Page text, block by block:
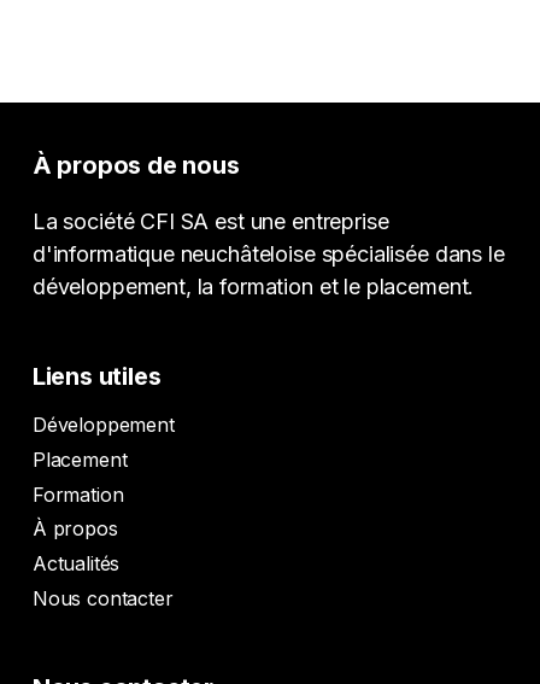
À propos de nous
La société CFI SA est une entreprise
d'informatique neuchâteloise spécialisée dans le
développement, la formation et le placement.
Liens utiles
Développement
Placement
Formation
À propos
Actualités
Nous contacter